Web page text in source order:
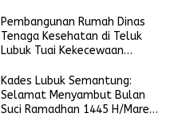
Pembangunan Rumah Dinas
Tenaga Kesehatan di Teluk
Lubuk Tuai Kekecewaan
Kades Lubuk Semantung:
Selamat Menyambut Bulan
Suci Ramadhan 1445 H/Maret